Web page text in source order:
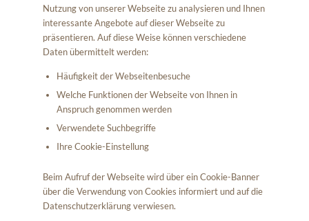
Nutzung von unserer Webseite zu analysieren und Ihnen
interessante Angebote auf dieser Webseite zu
präsentieren. Auf diese Weise können verschiedene
Daten übermittelt werden:
Häufigkeit der Webseitenbesuche
Welche Funktionen der Webseite von Ihnen in
Anspruch genommen werden
Verwendete Suchbegriffe
Ihre Cookie-Einstellung
Beim Aufruf der Webseite wird über ein Cookie-Banner
über die Verwendung von Cookies informiert und auf die
Datenschutzerklärung verwiesen.